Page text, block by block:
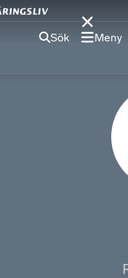
Sök Meny